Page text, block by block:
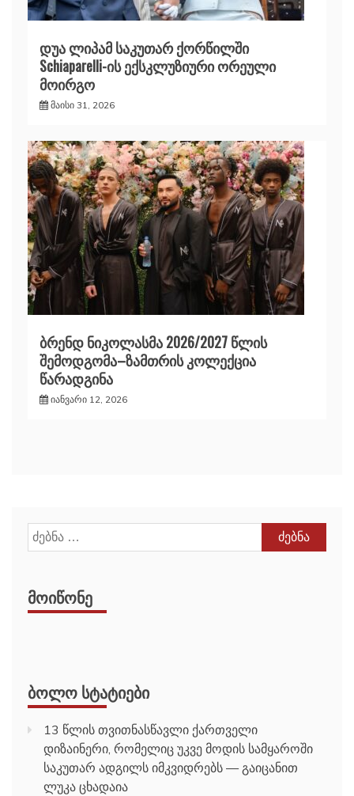
დუა ლიპამ საკუთარ ქორწილში
Schiaparelli-ის ექსკლუზიური ორეული
მოირგო
მაისი 31, 2026
ბრენდ ნიკოლასმა 2026/2027 წლის
შემოდგომა–ზამთრის კოლექცია
წარადგინა
იანვარი 12, 2026
ძებნა:
ᲛᲝᲘᲬᲝᲜᲔ
ᲑᲝᲚᲝ ᲡᲢᲐᲢᲘᲔᲑᲘ
13 წლის თვითნასწავლი ქართველი
დიზაინერი, რომელიც უკვე მოდის სამყაროში
საკუთარ ადგილს იმკვიდრებს — გაიცანით
ლუკა ცხადაია